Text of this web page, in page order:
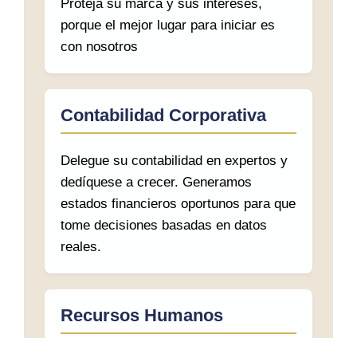
Proteja su marca y sus intereses,
porque el mejor lugar para iniciar es
con nosotros
Contabilidad Corporativa
Delegue su contabilidad en expertos y
dedíquese a crecer. Generamos
estados financieros oportunos para que
tome decisiones basadas en datos
reales.
Recursos Humanos